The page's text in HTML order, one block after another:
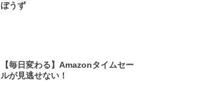
ぼうず
【毎日変わる】Amazonタイムセー
ルが見逃せない！